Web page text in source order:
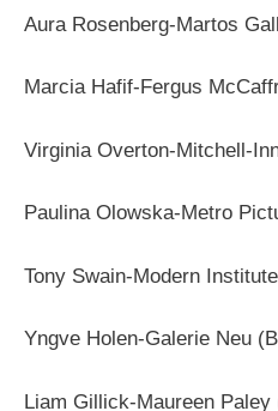
Aura Rosenberg-Martos
Marcia Hafif-Fergus
Virginia Overton-Mitchell-
Paulina Olowska-Metro
Tony Swain-Modern
Yngve Holen-Galerie Neu
Liam Gillick-Maureen Paley